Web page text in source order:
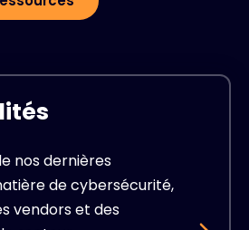
nos dernières
de cybersécurité,
vendors et des